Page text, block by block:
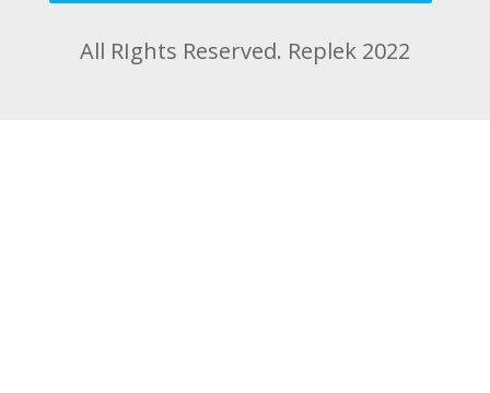
All RIghts Reserved. Replek 2022